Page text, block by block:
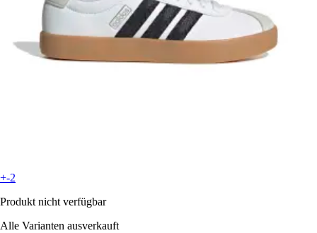
+-2
Produkt nicht verfügbar
Alle Varianten ausverkauft